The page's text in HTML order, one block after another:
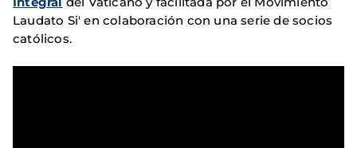
Laudato Si' en colaboración con una serie de socios
católicos.